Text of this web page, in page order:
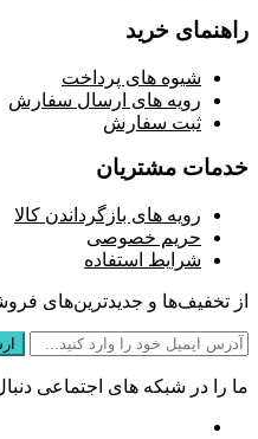
راهنمای خرید
شیوه های پرداخت
رویه های ارسال سفارش
ثبت سفارش
خدمات مشتریان
رویه های بازگرداندن کالا
حریم خصوصی
شرایط استفاده
از تخفیف‌ها و جدیدترین‌های
ما را در شبکه های اجتماعی